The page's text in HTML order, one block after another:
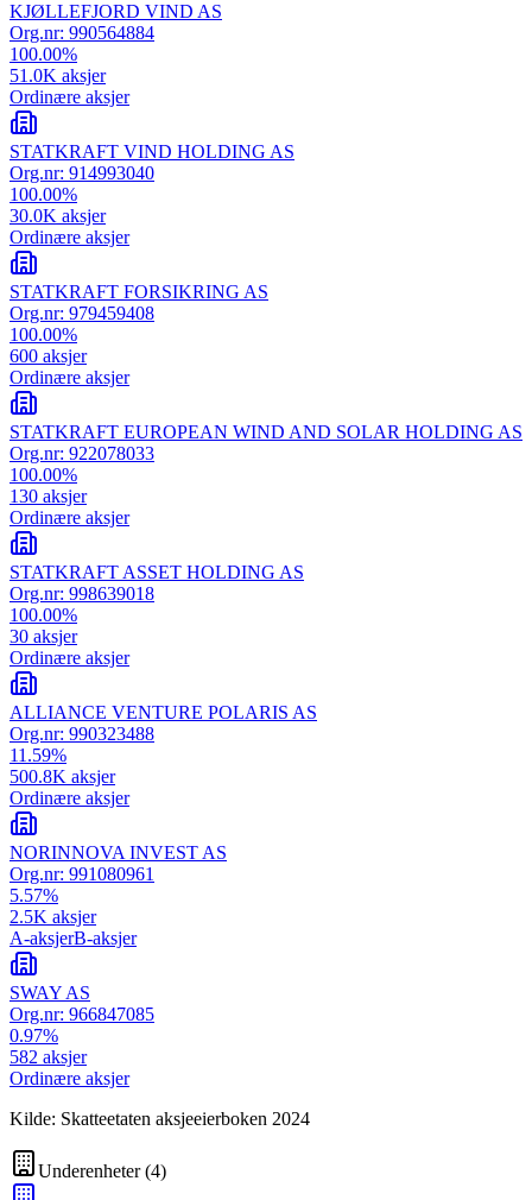
KJØLLEFJORD VIND AS
Org.nr: 990564884
100.00%
51.0K aksjer
Ordinære aksjer
STATKRAFT VIND HOLDING AS
Org.nr: 914993040
100.00%
30.0K aksjer
Ordinære aksjer
STATKRAFT FORSIKRING AS
Org.nr: 979459408
100.00%
600 aksjer
Ordinære aksjer
STATKRAFT EUROPEAN WIND AND SOLAR HOLDING AS
Org.nr: 922078033
100.00%
130 aksjer
Ordinære aksjer
STATKRAFT ASSET HOLDING AS
Org.nr: 998639018
100.00%
30 aksjer
Ordinære aksjer
ALLIANCE VENTURE POLARIS AS
Org.nr: 990323488
11.59%
500.8K aksjer
Ordinære aksjer
NORINNOVA INVEST AS
Org.nr: 991080961
5.57%
2.5K aksjer
A-aksjerB-aksjer
SWAY AS
Org.nr: 966847085
0.97%
582 aksjer
Ordinære aksjer
Kilde: Skatteetaten aksjeeierboken 2024
Underenheter(4)